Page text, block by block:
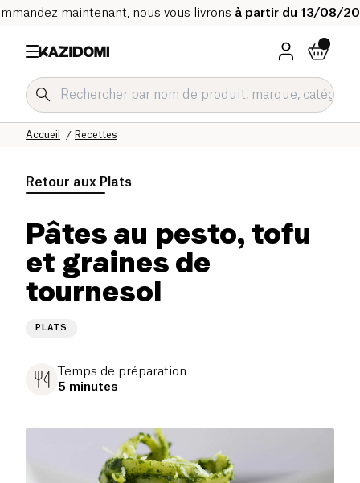
maintenant, nous vous livrons à partir du 13/08/
Recettes
Accueil
Retour aux Plats
Pâtes au pesto, tofu
et graines de
tournesol
PLATS
Temps de préparation
5 minutes